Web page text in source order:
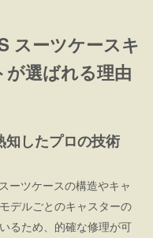
スーツケースキ
が選ばれる理由
知したプロの技術
ーツケースの構造やキャ
デルごとのキャスターの
るため、的確な修理が可